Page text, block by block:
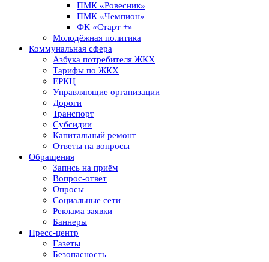
ПМК «Ровесник»
ПМК «Чемпион»
ФК «Старт +»
Молодёжная политика
Коммунальная сфера
Азбука потребителя ЖКХ
Тарифы по ЖКХ
ЕРКЦ
Управляющие организации
Дороги
Транспорт
Субсидии
Капитальный ремонт
Ответы на вопросы
Обращения
Запись на приём
Вопрос-ответ
Опросы
Социальные сети
Реклама заявки
Баннеры
Пресс-центр
Газеты
Безопасность